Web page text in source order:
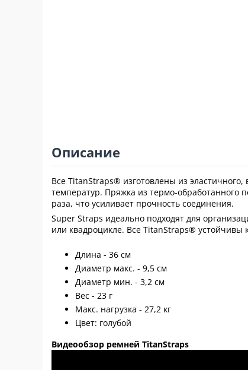
Описание
Все TitanStraps® изготовлены из
температур. Пряжка из термо-
раза, что усиливает прочность соединения.
Super Straps идеально подходят для
или квадроцикле. Все TitanStraps®
Длина - 36 см
Диаметр макс. - 9,5 см
Диаметр мин. - 3,2 см
Вес - 23 г
Макс. нагрузка - 27,2 кг
Цвет: голубой
Видеообзор ремней TitanStraps